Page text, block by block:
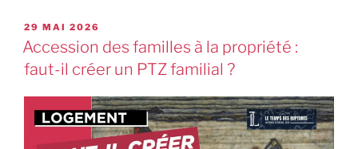
29 MAI 2026
Accession des familles à la propriété :
faut-il créer un PTZ familial ?